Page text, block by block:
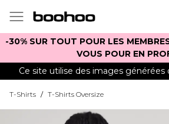
-30% SUR TOUT POUR LES
VOUS POUR EN
Ce site utilise des images générées
T-Shirts / T-Shirts Oversize